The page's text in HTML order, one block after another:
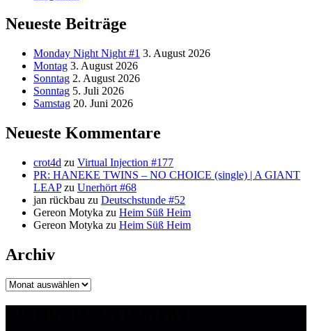
Neueste Beiträge
Monday Night Night #1 3. August 2026
Montag 3. August 2026
Sonntag 2. August 2026
Sonntag 5. Juli 2026
Samstag 20. Juni 2026
Neueste Kommentare
crot4d zu Virtual Injection #177
PR: HANEKE TWINS – NO CHOICE (single) | A GIANT
LEAPzu Unerhört #68
jan rückbau zu Deutschstunde #52
Gereon Motyka zu Heim Süß Heim
Gereon Motyka zu Heim Süß Heim
Archiv
Archiv